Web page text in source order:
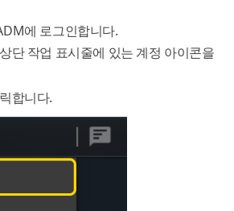
에 로그인합니다.
단 작업 표시줄에 있는 계정 아이콘을
합니다.